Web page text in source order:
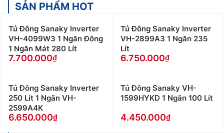
SẢN PHẨM HOT
Tủ Đông Sanaky Inverter
VH-4099W3 1 Ngăn Đông
1 Ngăn Mát 280 Lít
7.700.000
Tủ Đông Sanaky Inverter
VH-2899A3 1 Ngăn 235
Lít
6.750.000
Tủ Đông Sanaky Inverter
250 Lít 1 Ngăn VH-
2599A4K
6.650.000
Tủ Đông Sanaky VH-
1599HYKD 1 Ngăn 100 Lít
4.450.000